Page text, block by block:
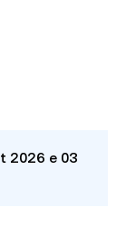
2026 e 03